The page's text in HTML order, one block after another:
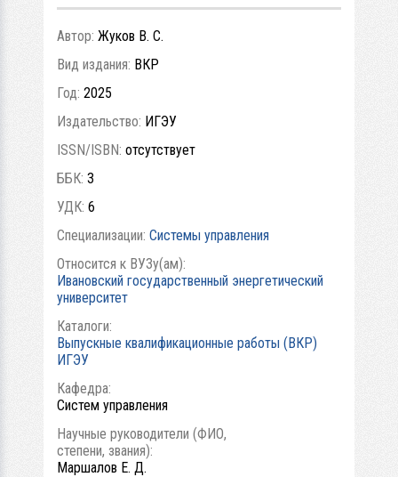
Автор: Жуков В. С.
Вид издания: ВКР
Год: 2025
Издательство: ИГЭУ
ISSN/ISBN: отсутствует
ББК: 3
УДК: 6
Специализации: Системы управления
Относится к ВУЗу(ам):
Ивановский государственный энергетический
университет
Каталоги:
Выпускные квалификационные работы (ВКР)
ИГЭУ
Кафедра:
Систем управления
Научные руководители (ФИО,
степени, звания):
Маршалов Е. Д.